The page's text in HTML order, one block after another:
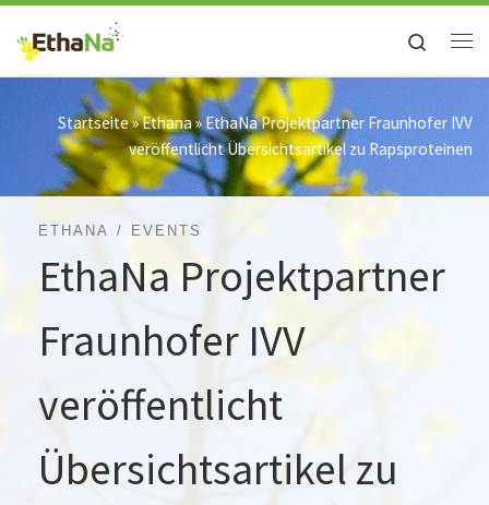
Zum Inhalt springen
Search
Startseite»Ethana » EthaNa Projektpartner Fraunhofer IVV
veröffentlicht Übersichtsartikel zu Rapsproteinen
ETHANA EVENTS
EthaNa Projektpartner
Fraunhofer IVV
veröffentlicht
Übersichtsartikel zu